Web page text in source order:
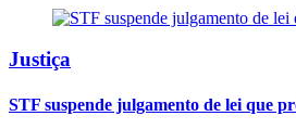
Justiça
STF suspende julgamento de lei que